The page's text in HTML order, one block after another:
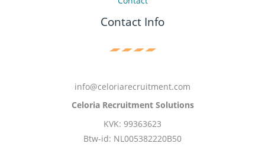
Contact Info
info@celoriarecruitment.com
Celoria Recruitment Solutions
KVK: 99363623
Btw-id: NL005382220B50